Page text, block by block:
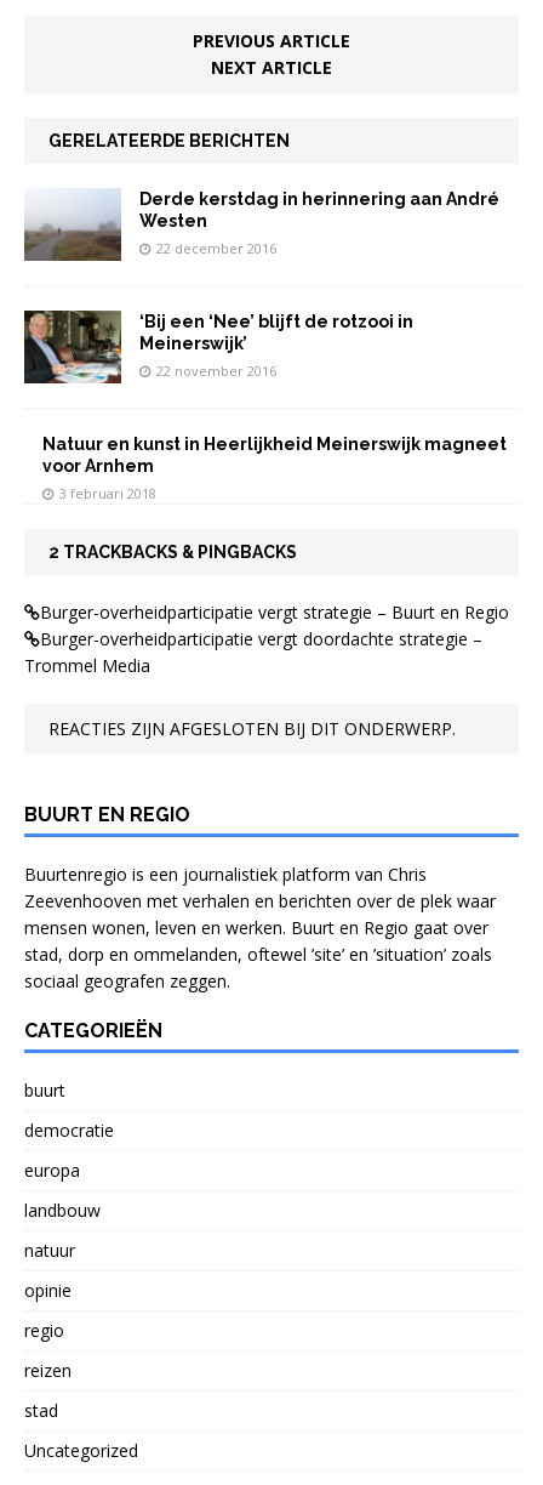
PREVIOUS ARTICLE
NEXT ARTICLE
GERELATEERDE BERICHTEN
Derde kerstdag in herinnering aan André
Westen
22 december 2016
‘Bij een ‘Nee’ blijft de rotzooi in
Meinerswijk’
22 november 2016
Natuur en kunst in Heerlijkheid Meinerswijk magneet
voor Arnhem
3 februari 2018
2 TRACKBACKS & PINGBACKS
Burger-overheidparticipatie vergt strategie – Buurt en Regio
Burger-overheidparticipatie vergt doordachte strategie –
Trommel Media
REACTIES ZIJN AFGESLOTEN BIJ DIT ONDERWERP.
BUURT EN REGIO
Buurtenregio is een journalistiek platform van Chris
Zeevenhooven met verhalen en berichten over de plek waar
mensen wonen, leven en werken. Buurt en Regio gaat over
stad, dorp en ommelanden, oftewel ’site’ en ’situation’ zoals
sociaal geografen zeggen.
CATEGORIEËN
buurt
democratie
europa
landbouw
natuur
opinie
regio
reizen
stad
Uncategorized